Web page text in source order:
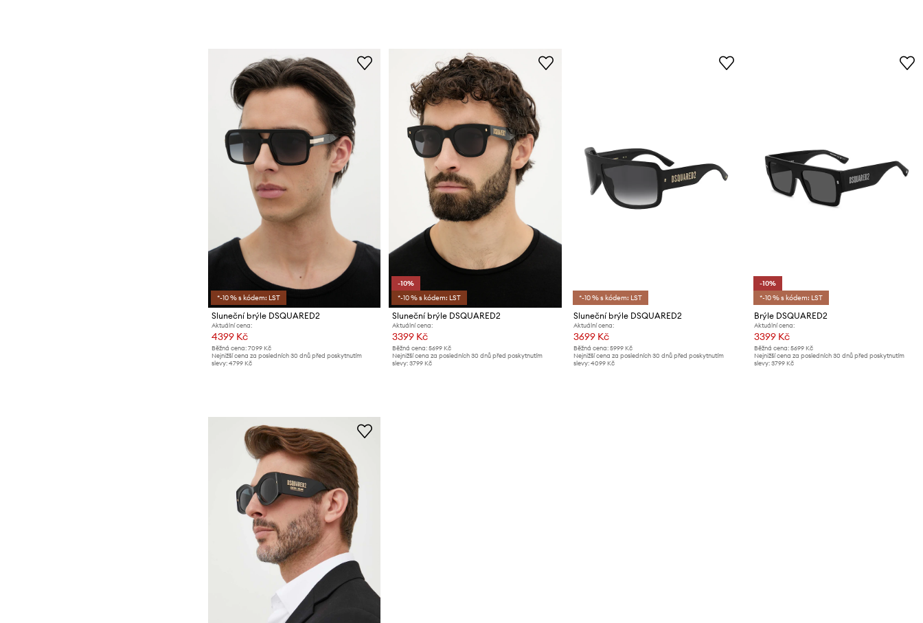
*-10 % s kódem: LST
Sluneční brýle DSQUARED2
Aktuální cena:
4399 Kč
Běžná cena: 7099 Kč
Nejnižší cena za posledních 30 dnů před poskytnutím
slevy: 4799 Kč
-10%
*-10 % s kódem: LST
Sluneční brýle DSQUARED2
Aktuální cena:
3399 Kč
Běžná cena: 5699 Kč
Nejnižší cena za posledních 30 dnů před poskytnutím
slevy: 3799 Kč
*-10 % s kódem: LST
Sluneční brýle DSQUARED2
Aktuální cena:
3699 Kč
Běžná cena: 5999 Kč
Nejnižší cena za posledních 30 dnů před poskytnutím
slevy: 4099 Kč
-10%
*-10 % s kódem: LST
Brýle DSQUARED2
Aktuální cena:
3399 Kč
Běžná cena: 5699 Kč
Nejnižší cena za posledních 30 dnů před poskytnutím
slevy: 3799 Kč